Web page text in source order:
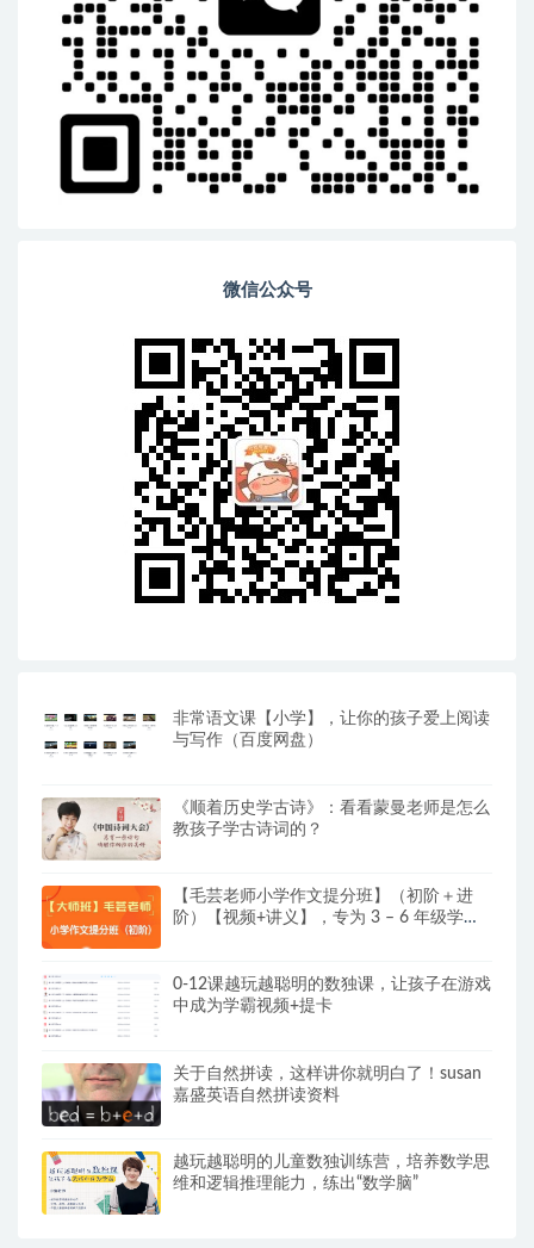
微信公众号
非常语文课【小学】，让你的孩子爱上阅读
与写作（百度网盘）
《顺着历史学古诗》：看看蒙曼老师是怎么
教孩子学古诗词的？
【毛芸老师小学作文提分班】（初阶＋进
阶）【视频+讲义】，专为 3 – 6 年级学员
0-12课越玩越聪明的数独课，让孩子在游戏
中成为学霸视频+提卡
关于自然拼读，这样讲你就明白了！susan
嘉盛英语自然拼读资料
越玩越聪明的儿童数独训练营，培养数学思
维和逻辑推理能力，练出“数学脑”